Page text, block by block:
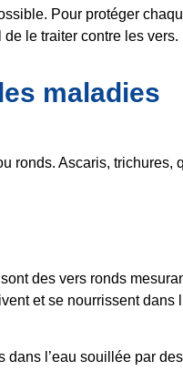
Pour protéger
le traiter contre les vers.
maladies
ronds. Ascaris, trichures,
des vers ronds
et se nourrissent dans
dans l’eau souillée par